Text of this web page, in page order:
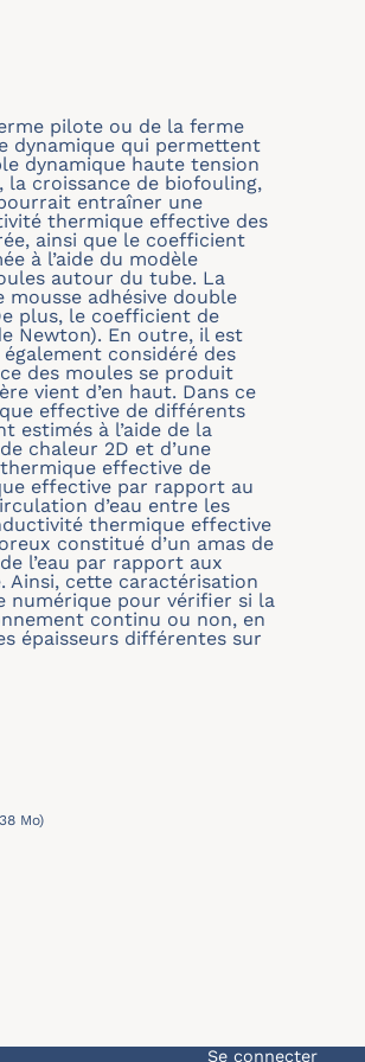
pilote ou de la ferme
dynamique qui permettent
dynamique haute tension
croissance de biofouling,
entraîner une
thermique effective des
ainsi que le coefficient
à l’aide du modèle
autour du tube. La
adhésive double
plus, le coefficient de
Newton). En outre, il est
considéré des
des moules se produit
vient d’en haut. Dans ce
effective de différents
estimés à l’aide de la
chaleur 2D et d’une
effective de
effective par rapport au
d’eau entre les
thermique effective
constitué d’un amas de
l’eau par rapport aux
cette caractérisation
numérique pour vérifier si la
continu ou non, en
épaisseurs différentes sur
Mo)
Se connecter